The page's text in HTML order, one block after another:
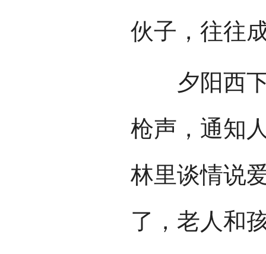
伙子，往往
夕阳西下
枪声，通知
林里谈情说
了，老人和